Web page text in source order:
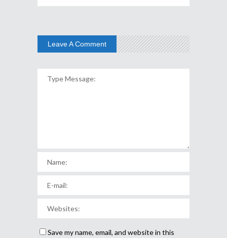
Leave A Comment
Save my name, email, and website in this